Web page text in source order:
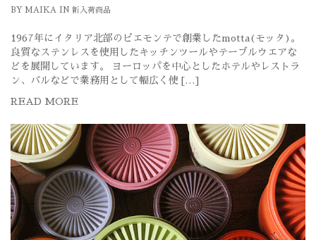
BY MAIKA IN 新入荷商品
1967年にイタリア北部のピエモンテで創業したmotta(モッタ)。
良質なステンレスを使用したキッチンツールやテーブルウエアな
どを展開しています。 ヨーロッパを中心としたホテルやレストラ
ン、バルなどで業務用として幅広く使 […]
READ MORE